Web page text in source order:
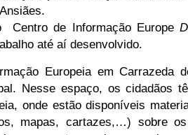
Centro de Informação Europe
até aí desenvolvido.
Europeia em Carrazeda
Nesse espaço, os cidadãos
onde estão disponíveis
mapas, cartazes,…) sobre